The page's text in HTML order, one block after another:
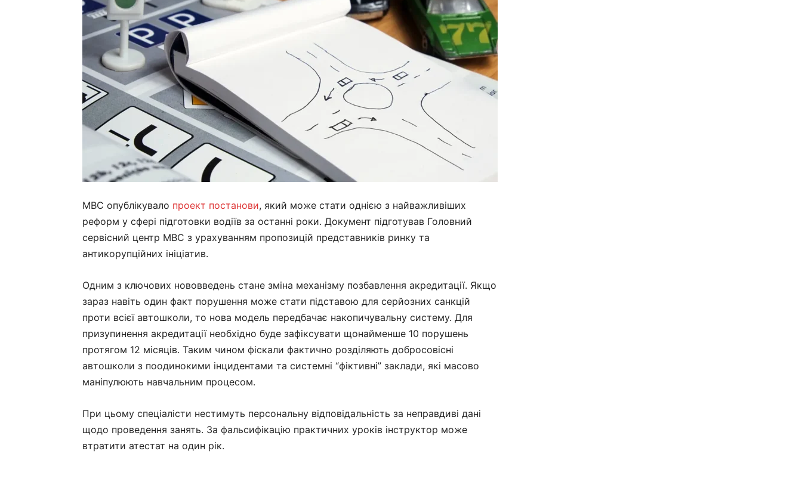
МВС опублікувало проект постанови, який може стати однією з найважливіших
реформ у сфері підготовки водіїв за останні роки. Документ підготував Головний
сервісний центр МВС з урахуванням пропозицій представників ринку та
антикорупційних ініціатив.
Одним з ключових нововведень стане зміна механізму позбавлення акредитації. Якщо
зараз навіть один факт порушення може стати підставою для серйозних санкцій
проти всієї автошколи, то нова модель передбачає накопичувальну систему. Для
призупинення акредитації необхідно буде зафіксувати щонайменше 10 порушень
протягом 12 місяців. Таким чином фіскали фактично розділяють добросовісні
автошколи з поодинокими інцидентами та системні “фіктивні” заклади, які масово
маніпулюють навчальним процесом.
При цьому спеціалісти нестимуть персональну відповідальність за неправдиві дані
щодо проведення занять. За фальсифікацію практичних уроків інструктор може
втратити атестат на один рік.